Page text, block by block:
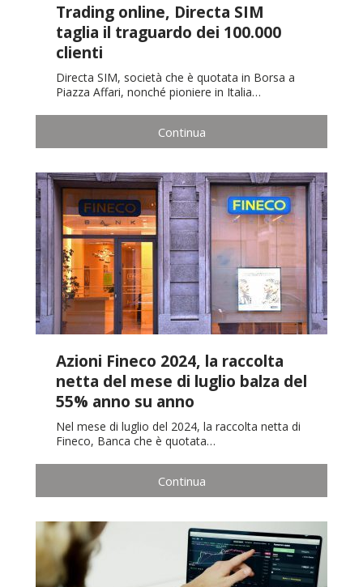
Trading online, Directa SIM
taglia il traguardo dei 100.000
clienti
Directa SIM, società che è quotata in Borsa a
Piazza Affari, nonché pioniere in Italia…
Continua
Azioni Fineco 2024, la raccolta
netta del mese di luglio balza del
55% anno su anno
Nel mese di luglio del 2024, la raccolta netta di
Fineco, Banca che è quotata…
Continua